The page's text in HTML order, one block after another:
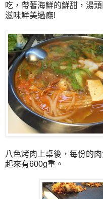
吃，帶著海鮮的鮮甜，湯
滋味鮮美過癮!
八色烤肉上桌後，每份的
起來有600g重。